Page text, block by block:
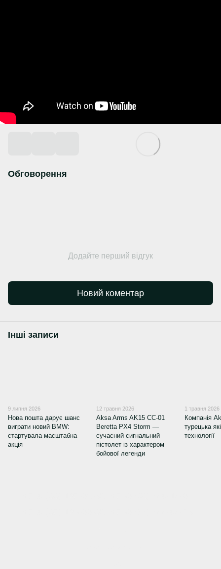
Обговорення
Додайте перший відгук
Новий коментар
Інші записи
9 липня 2026
Нова пошта дарує шанс
виграти новий BMW:
стартувала масштабна
акція
12 травня 2026
Aksa Arms AK15 CC-01
Beretta PX4 Storm —
сучасний сигнальний
пістолет із характером
бойової легенди
1 травня 2026
Компанія
турецька
технології